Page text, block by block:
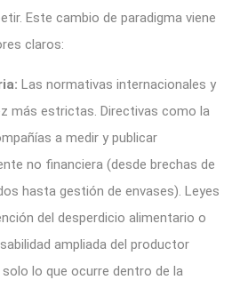
. Este cambio de paradigma viene
claros:
Las normativas internacionales y
más estrictas. Directivas como la
a medir y publicar
no financiera (desde brechas de
hasta gestión de envases). Leyes
del desperdicio alimentario o
ampliada del productor
lo que ocurre dentro de la